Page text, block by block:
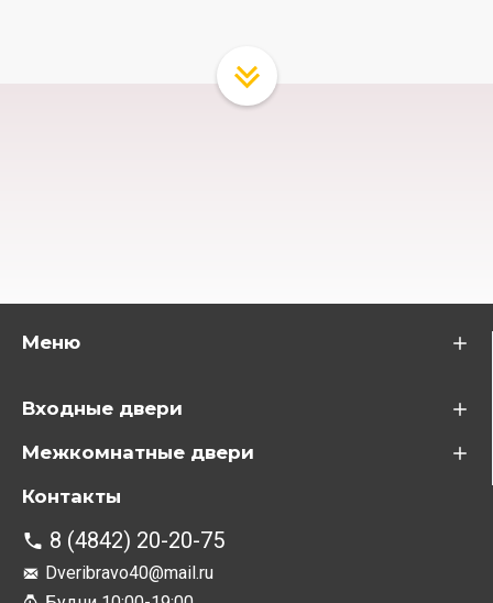
Меню
Входные двери
Межкомнатные двери
Контакты
8 (4842) 20-20-75
Dveribravo40@mail.ru